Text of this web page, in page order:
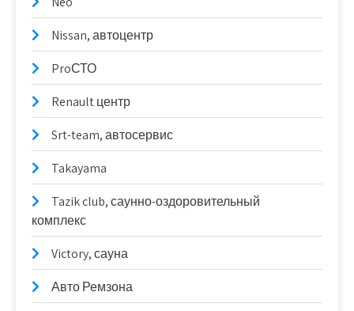
Nissan, автоцентр
ProСТО
Renault центр
Srt-team, автосервис
Takayama
Tazik club, саунно-оздоровительный
комплекс
Victory, сауна
Авто Ремзона